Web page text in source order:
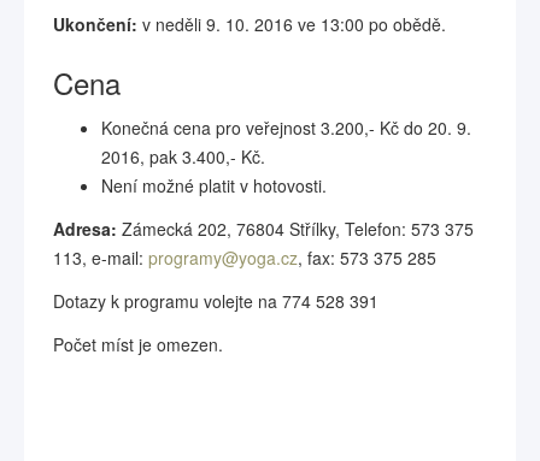
Ukončení: v neděli 9. 10. 2016 ve 13:00 po obědě.
Cena
Konečná cena pro veřejnost 3.200,- Kč do 20. 9.
2016, pak 3.400,- Kč.
Není možné platit v hotovosti.
Adresa: Zámecká 202, 76804 Střílky, Telefon: 573 375
113, e-mail: programy@yoga.cz, fax: 573 375 285
Dotazy k programu volejte na 774 528 391
Počet míst je omezen.